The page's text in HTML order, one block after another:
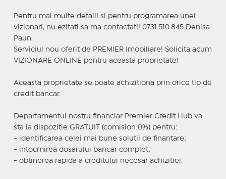
Pentru mai multe detalii si pentru programarea unei
vizionari, nu ezitati sa ma contactati! 0731.510.845 Denisa
Paun
Serviciul nou oferit de PREMIER Imobiliare! Solicita acum
VIZIONARE ONLINE pentru aceasta proprietate!
Aceasta proprietate se poate achizitiona prin orice tip de
credit bancar.
Departamentul nostru financiar Premier Credit Hub va
sta la dispozitie GRATUIT (comision 0%) pentru:
- identificarea celei mai bune solutii de finantare;
- intocmirea dosarului bancar complet;
- obtinerea rapida a creditului necesar achizitiei.